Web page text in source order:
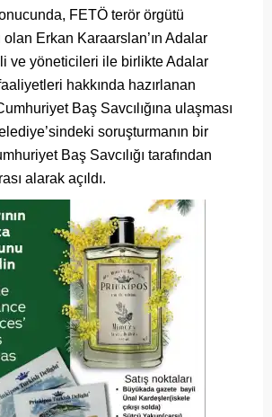
FETÖ terör örgütü
Erkan Karaarslan’ın Adalar
ve yöneticileri ile birlikte Adalar
hakkında hazırlanan
Baş Savcılığına ulaşması
soruşturmanın bir
Baş Savcılığı tarafından
alarak açıldı.